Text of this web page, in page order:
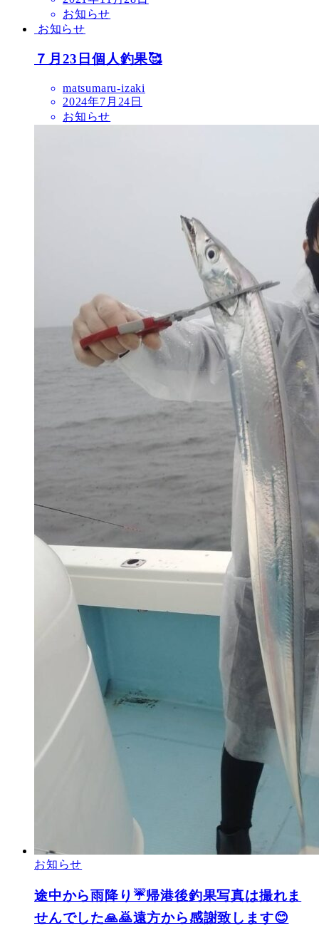
お知らせ
お知らせ
７月23日個人釣果🥰
matsumaru-izaki
2024年7月24日
お知らせ
お知らせ
途中から雨降り☔帰港後釣果写真は撮れま
せんでした🙏🙇遠方から感謝致します😊